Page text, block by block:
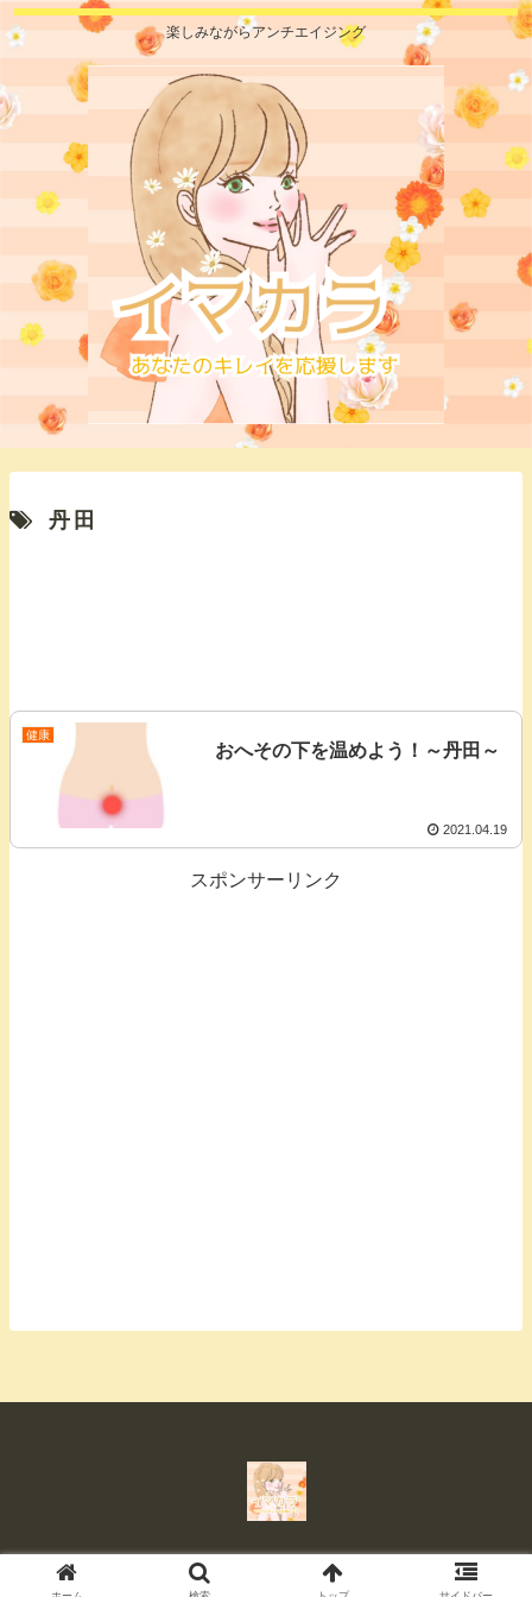
楽しみながらアンチエイジング
丹田
健康
おへその下を温めよう！～丹田～
2021.04.19
スポンサーリンク
© 2020 イマカラ.